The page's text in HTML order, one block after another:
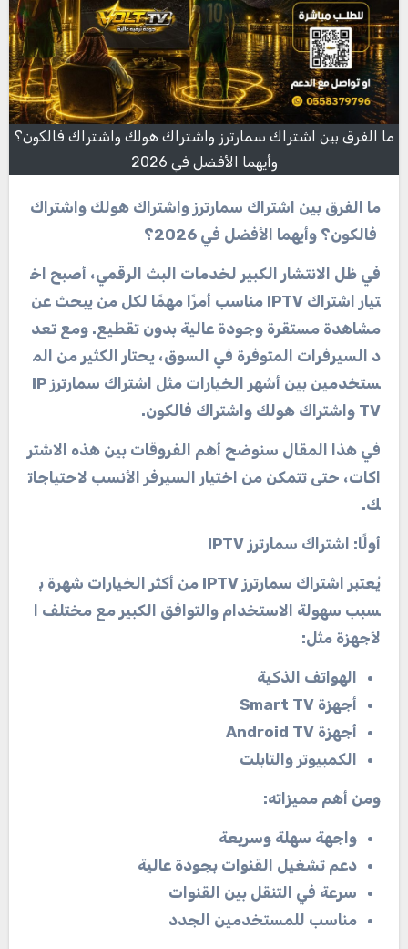
ما الفرق بين اشتراك سمارترز واشتراك هولك واشتراك فالكون؟
وأيهما الأفضل في 2026
ما الفرق بين اشتراك سمارترز واشتراك هولك واشتراك
فالكون؟ وأيهما الأفضل في ؟
في ظل الانتشار الكبير لخدمات البث الرقمي، أصبح اخ
تيار اشتراك مناسب أمرًا مهمًا لكل من يبحث عن
مشاهدة مستقرة وجودة عالية بدون تقطيع. ومع تعد
د السيرفرات المتوفرة في السوق، يحتار الكثير من الم
ستخدمين بين أشهر الخيارات مثل اشتراك سمارترز IP
TV واشتراك هولك واشتراك فالكون.
في هذا المقال سنوضح أهم الفروقات بين هذه الاشتر
اكات، حتى تتمكن من اختيار السيرفر الأنسب لاحتياجات
ك.
أولًا: اشتراك سمارترز
يُعتبر اشتراك سمارترز من أكثر الخيارات شهرة ب
سبب سهولة الاستخدام والتوافق الكبير مع مختلف
لأجهزة مثل:
الهواتف الذكية
أجهزة
أجهزة
الكمبيوتر والتابلت
ومن أهم مميزاته:
واجهة سهلة وسريعة
دعم تشغيل القنوات بجودة عالية
سرعة في التنقل بين القنوات
مناسب للمستخدمين الجدد